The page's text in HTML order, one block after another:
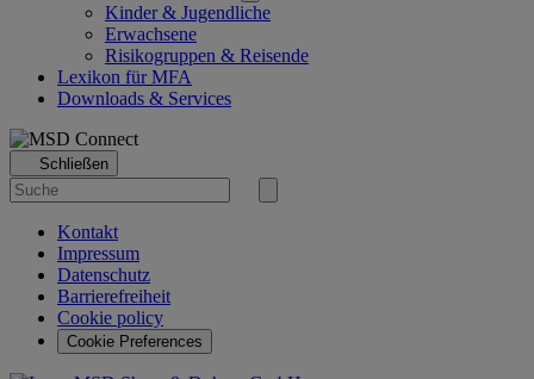
Kinder & Jugendliche
Erwachsene
Risikogruppen & Reisende
Lexikon für MFA
Downloads & Services
Schließen
Suche
nach
Suche
Kontakt
Impressum
Datenschutz
Barrierefreiheit
Cookie policy
Cookie Preferences